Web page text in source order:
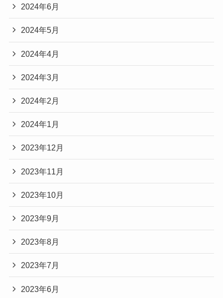
2024年6月
2024年5月
2024年4月
2024年3月
2024年2月
2024年1月
2023年12月
2023年11月
2023年10月
2023年9月
2023年8月
2023年7月
2023年6月